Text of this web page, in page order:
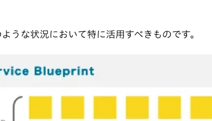
うな状況において特に活用すべきものです。